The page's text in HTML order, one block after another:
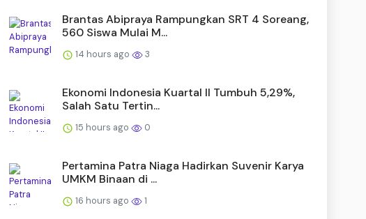
Brantas Abipraya Rampungkan SRT 4 Soreang,
560 Siswa Mulai M...
14 hours ago 3
Ekonomi Indonesia Kuartal II Tumbuh 5,29%,
Salah Satu Tertin...
15 hours ago 0
Pertamina Patra Niaga Hadirkan Suvenir Karya
UMKM Binaan di ...
16 hours ago 1